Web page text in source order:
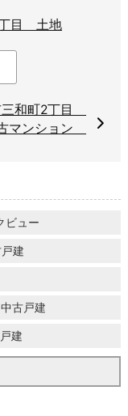
目 土地
和町2丁目
マンション
ビュー
建
古戸建
建